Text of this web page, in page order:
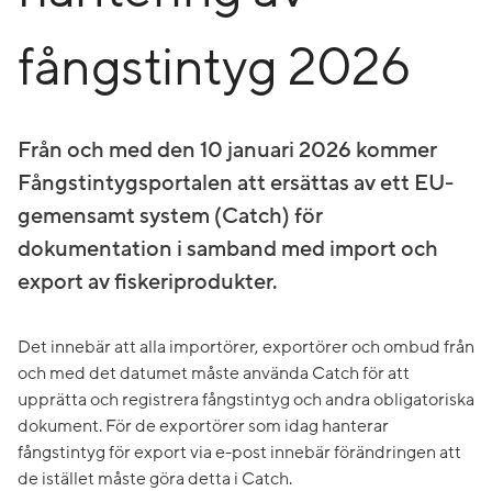
fångstintyg 2026
Från och med den 10 januari 2026 kommer
Fångstintygsportalen att ersättas av ett EU-
gemensamt system (Catch) för
dokumentation i samband med import och
export av fiskeriprodukter.
Det innebär att alla importörer, exportörer och ombud från
och med det datumet måste använda Catch för att
upprätta och registrera fångstintyg och andra obligatoriska
dokument. För de exportörer som idag hanterar
fångstintyg för export via e-post innebär förändringen att
de istället måste göra detta i Catch.